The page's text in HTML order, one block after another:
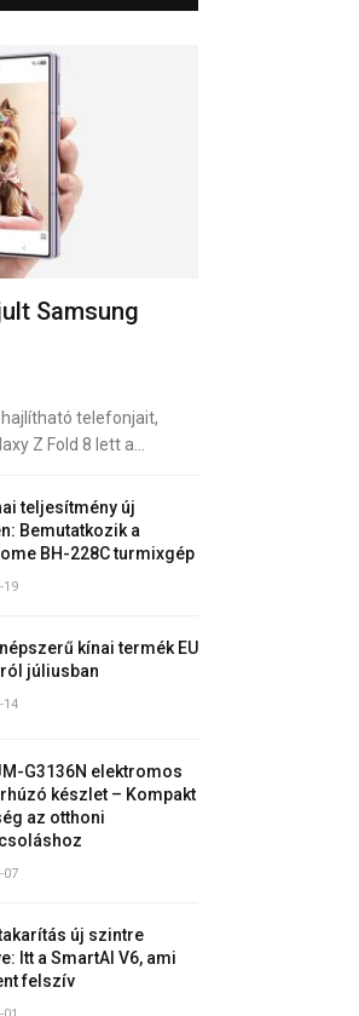
Samsung
telefonjait,
Z Fold 8 lett a…
teljesítmény új
Bemutatkozik a
BH-228C turmixgép
19
kínai termék EU
júliusban
14
G3136N elektromos
készlet – Kompakt
az otthoni
07
új szintre
Itt a SmartAI V6, ami
felszív